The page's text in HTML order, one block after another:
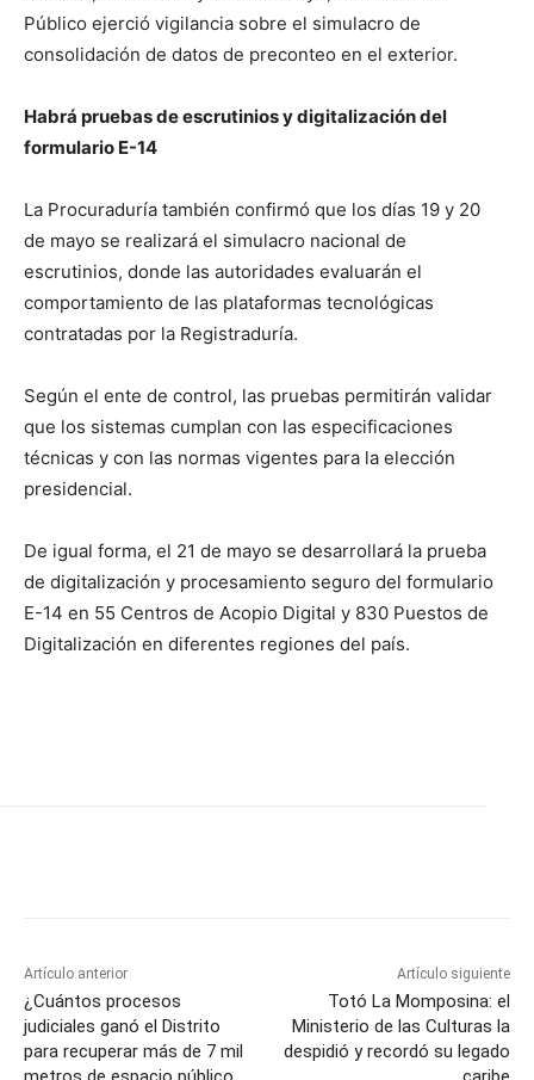
Público ejerció vigilancia sobre el simulacro de
consolidación de datos de preconteo en el exterior.
Habrá pruebas de escrutinios y digitalización del
formulario E-14
La Procuraduría también confirmó que los días 19 y 20
de mayo se realizará el simulacro nacional de
escrutinios, donde las autoridades evaluarán el
comportamiento de las plataformas tecnológicas
contratadas por la Registraduría.
Según el ente de control, las pruebas permitirán validar
que los sistemas cumplan con las especificaciones
técnicas y con las normas vigentes para la elección
presidencial.
De igual forma, el 21 de mayo se desarrollará la prueba
de digitalización y procesamiento seguro del formulario
E-14 en 55 Centros de Acopio Digital y 830 Puestos de
Digitalización en diferentes regiones del país.
Artículo anterior
¿Cuántos procesos
judiciales ganó el Distrito
para recuperar más de 7 mil
Artículo siguiente
Totó La Momposina: el
Ministerio de las Culturas la
despidió y recordó su legado